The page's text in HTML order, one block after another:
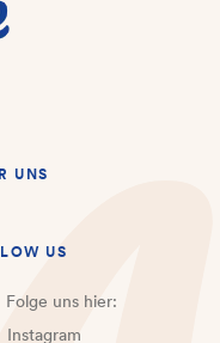
UNS
US
Folge uns hier:
Instagram